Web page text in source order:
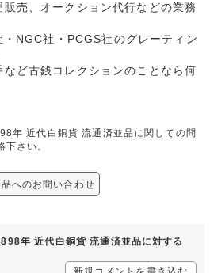
売、オークション代行などの業務
NGC社・PCGS社のグレーティン
ど古銭コレクションのことなら何
年 近代白銅貨 流通済並品に関しての問
下さい。
品へのお問い合わせ
年 近代白銅貨 流通済並品に対する